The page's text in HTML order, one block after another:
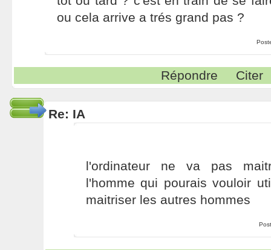
ou cela arrive a trés grand pas ?
Répondre Citer
Re: IA
l'ordinateur ne va pas
l'homme qui pourais vouloir
maitriser les autres hommes